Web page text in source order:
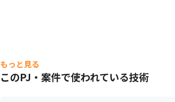
もっと見る
このPJ・案件で使われている技術